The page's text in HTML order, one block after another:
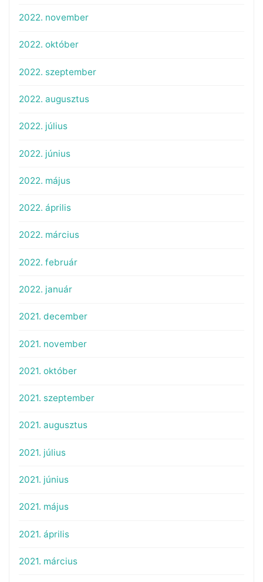
2022. november
2022. október
2022. szeptember
2022. augusztus
2022. július
2022. június
2022. május
2022. április
2022. március
2022. február
2022. január
2021. december
2021. november
2021. október
2021. szeptember
2021. augusztus
2021. július
2021. június
2021. május
2021. április
2021. március